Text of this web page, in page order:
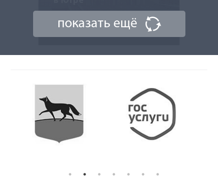
10 ноября 2025
показать ещё